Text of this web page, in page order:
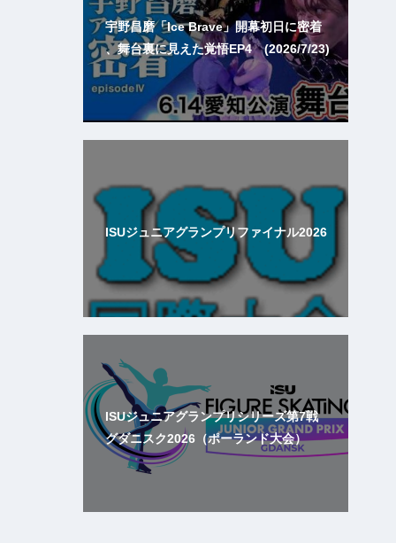
宇野昌磨「Ice Brave」開幕初日に密着
、舞台裏に見えた覚悟EP4 (2026/7/23)
ISUジュニアグランプリファイナル2026
ISUジュニアグランプリシリーズ第7戦
グダニスク2026（ポーランド大会）